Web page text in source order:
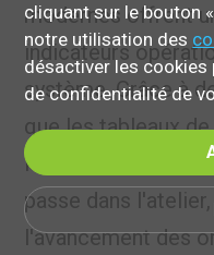
modernes offrent
indicateurs
système. Grâce à
que les tableaux
KPI, vous pouvez
passe dans
l'avancement des
cliquant sur le bouton
notre utilisation des
désactiver les cookies
de confidentialité de